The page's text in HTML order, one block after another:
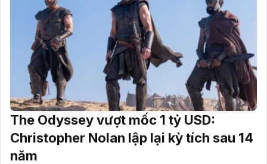
The Odyssey vượt mốc 1 tỷ USD:
Christopher Nolan lập lại kỳ tích sau 14
năm